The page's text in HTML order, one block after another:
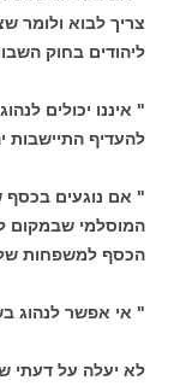
צריך לבוא ולומר
ליהודים בחוק
" איננו יכולים
להעדיף התיישבות
" אם נוגעים בכסף
המוסלמי שבמקום
הכסף למשפחות
" אי אפשר לנהוג
לא יעלה על דעתי